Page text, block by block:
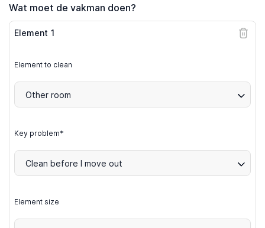
Wat moet de vakman doen?
Element 1
Element to clean
Other room
Key problem*
Clean before I move out
Element size